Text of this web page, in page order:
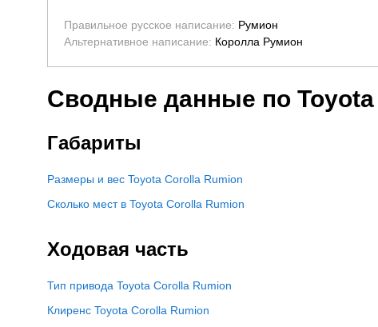
Правильное русское написание: Румион
Альтернативное написание: Королла Румион
Сводные данные по
Габариты
Размеры и вес Toyota Corolla Rumion
Сколько мест в Toyota Corolla Rumion
Ходовая часть
Тип привода Toyota Corolla Rumion
Клиренс Toyota Corolla Rumion